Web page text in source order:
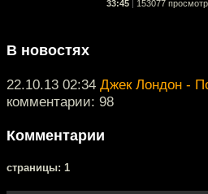
33:45 153077
В новостях
22.10.13 02:34 Джек Лондон -
комментарии: 98
Комментарии
cтраницы: 1